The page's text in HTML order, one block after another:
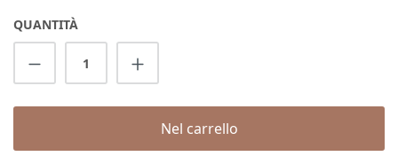
QUANTITÀ
Quantità del prodotto: inserisci la
Nel carrello